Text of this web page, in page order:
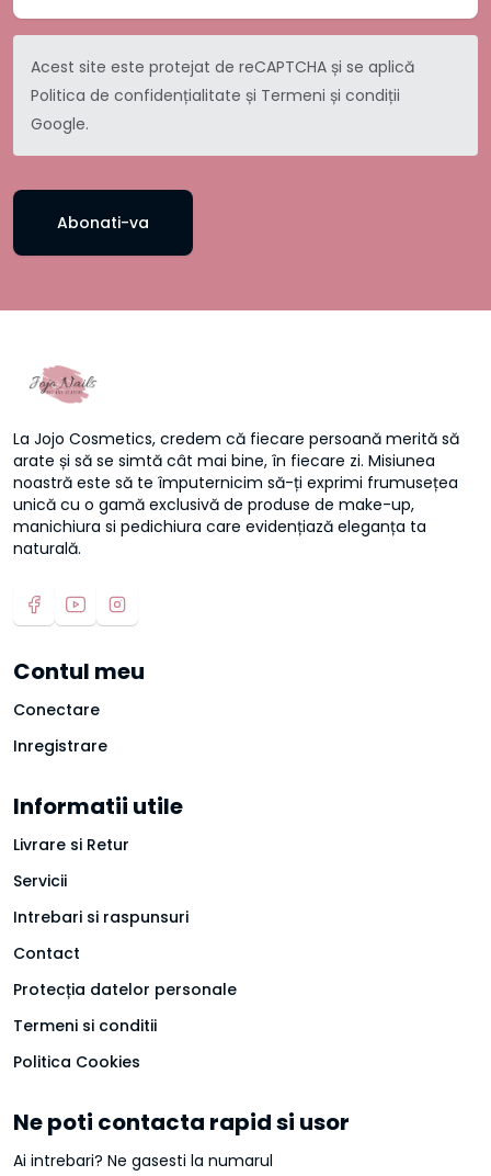
Acest site este protejat de reCAPTCHA și se aplică
Politica de confidențialitate și Termeni și condiții
Google.
Abonati-va
La Jojo Cosmetics, credem că fiecare persoană merită să
arate și să se simtă cât mai bine, în fiecare zi. Misiunea
noastră este să te împuternicim să-ți exprimi frumusețea
unică cu o gamă exclusivă de produse de make-up,
manichiura si pedichiura care evidențiază eleganța ta
naturală.
Contul meu
Conectare
Inregistrare
Informatii utile
Livrare si Retur
Servicii
Intrebari si raspunsuri
Contact
Protecția datelor personale
Termeni si conditii
Politica Cookies
Ne poti contacta rapid si usor
Ai intrebari? Ne gasesti la numarul